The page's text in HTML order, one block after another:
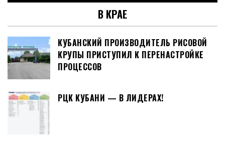
В КРАЕ
КУБАНСКИЙ ПРОИЗВОДИТЕЛЬ РИСОВОЙ
КРУПЫ ПРИСТУПИЛ К ПЕРЕНАСТРОЙКЕ
ПРОЦЕССОВ
РЦК КУБАНИ — В ЛИДЕРАХ!